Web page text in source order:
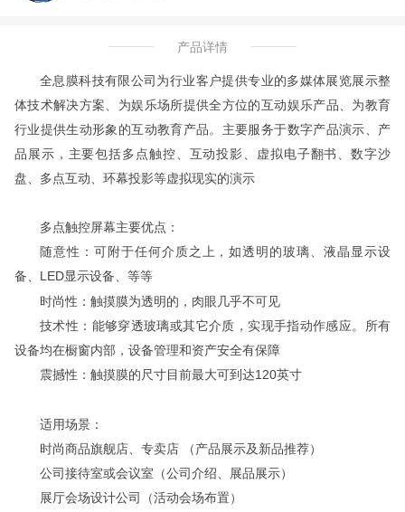
产品详情
全息膜科技有限公司为行业客户提供专业的多媒体展览展示整
体技术解决方案、为娱乐场所提供全方位的互动娱乐产品、为教育
行业提供生动形象的互动教育产品。主要服务于数字产品演示、产
品展示，主要包括多点触控、互动投影、虚拟电子翻书、数字沙
盘、多点互动、环幕投影等虚拟现实的演示
多点触控屏幕主要优点：
随意性：可附于任何介质之上，如透明的玻璃、液晶显示设
备、 LED显示设备、等等
时尚性：触摸膜为透明的，肉眼几乎不可见
技术性：能够穿透玻璃或其它介质，实现手指动作感应。所有
设备均在橱窗内部，设备管理和资产安全有保障
震撼性：触摸膜的尺寸目前最大可到达120英寸
适用场景：
时尚商品旗舰店、专卖店 （产品展示及新品推荐）
公司接待室或会议室（公司介绍、展品展示）
展厅会场设计公司（活动会场布置）